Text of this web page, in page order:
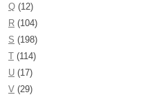
Q (12)
R (104)
S (198)
T (114)
U (17)
V (29)